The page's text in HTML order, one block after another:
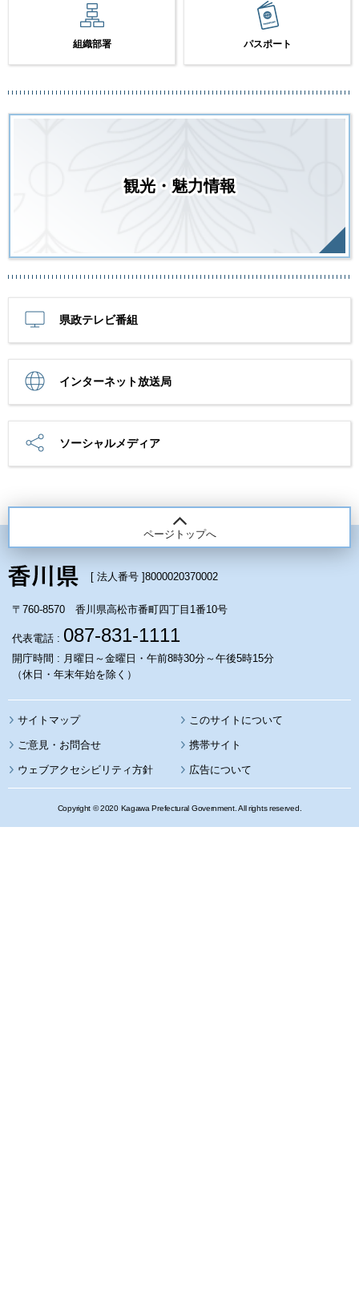
組織部署 パスポート
観光・魅力情報
県政テレビ番組
インターネット放送局
ソーシャルメディア
ページトップへ
[ 法人番号 ]8000020370002
〒760-8570 香川県高松市番町四丁目1番10号
代表電話 : 087-831-1111
開庁時間 : 月曜日～金曜日・午前8時30分～午後5時15分
（休日・年末年始を除く）
サイトマップ このサイトについて
携帯サイト
ウェブアクセシビリティ方針 広告について
Copyright © 2020 Kagawa Prefectural Government. All rights reserved.